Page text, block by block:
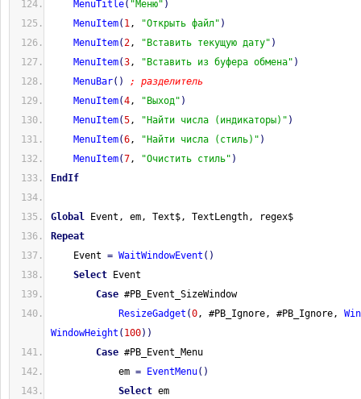
MenuTitle( "Меню" )
MenuItem( 1, "Открыть файл" )
MenuItem(2, "Вставить текущую дату" )
MenuItem(3, "Вставить из буфера обмена" )
MenuBar( )
; разделитель
MenuItem(4, "Выход" )
MenuItem(5, "Найти числа (индикаторы)" )
MenuItem(6, "Найти числа (стиль)" )
MenuItem(7, "Очистить стиль" )
EndIf
Global Event, em, Text$, TextLength, regex$
Repeat
Event = WaitWindowEvent ( )
Select Event
Case #PB_Event_SizeWindow
ResizeGadget (0, #PB_Ignore, #PB_Ignore,
WindowHeight ( 100) )
Case #PB_Event_Menu
em = EventMenu( )
Select em